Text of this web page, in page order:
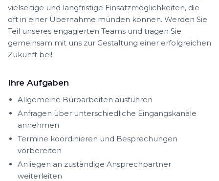
vielseitige und langfristige Einsatzmöglichkeiten, die
oft in einer Übernahme münden können. Werden Sie
Teil unseres engagierten Teams und tragen Sie
gemeinsam mit uns zur Gestaltung einer erfolgreichen
Zukunft bei!
Ihre Aufgaben
Allgemeine Büroarbeiten ausführen
Anfragen über unterschiedliche Eingangskanäle
annehmen
Termine koordinieren und Besprechungen
vorbereiten
Anliegen an zuständige Ansprechpartner
weiterleiten